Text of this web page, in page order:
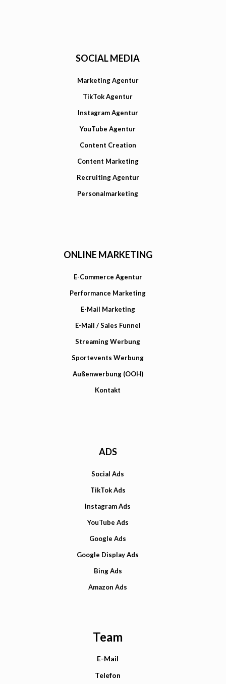
SOCIAL MEDIA
Marketing Agentur
TikTok Agentur
Instagram Agentur
YouTube Agentur
Content Creation
Content Marketing
Recruiting Agentur
Personalmarketing
ONLINE MARKETING
E-Commerce Agentur
Performance Marketing
E-Mail Marketing
E-Mail / Sales Funnel
Streaming Werbung
Sportevents Werbung
Außenwerbung (OOH)
Kontakt
ADS
Social Ads
TikTok Ads
Instagram Ads
YouTube Ads
Google Ads
Google Display Ads
Bing Ads
Amazon Ads
Team
E-Mail
Telefon